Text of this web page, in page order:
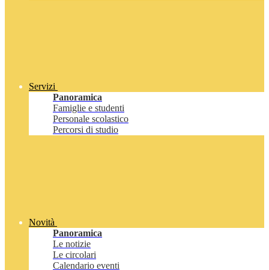
Servizi
Panoramica
Famiglie e studenti
Personale scolastico
Percorsi di studio
Novità
Panoramica
Le notizie
Le circolari
Calendario eventi